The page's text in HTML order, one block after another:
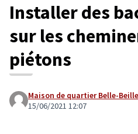
Installer des
sur les
piétons
Maison de quartier Belle-Beille
15/06/2021 12:07